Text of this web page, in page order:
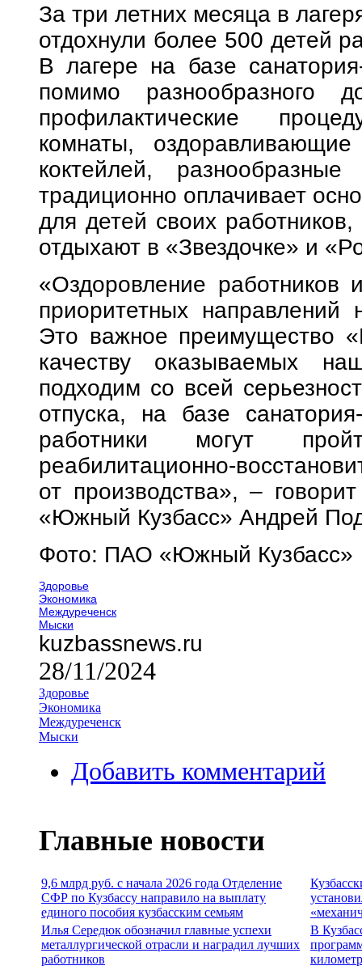
За три летних месяца в
отдохнули более 500 детей
В лагере на базе
помимо разнообразного
профилактические
комнаты,
коктейлей,
традиционно оплачивает
для детей своих
отдыхают в «Звездочке» и
«Оздоровление
приоритетных
Это важное преимущество
качеству оказываемых
подходим со всей
отпуска, на базе
работники могут
реабилитационно-
от производства», –
«Южный Кузбасс» Андрей
Фото: ПАО «Южный Кузбасс»
Здоровье
Экономика
Междуреченск
Мыски
kuzbassnews.ru
28/11/2024
Здоровье
Экономика
Междуреченск
Мыски
Добавить комментарий
Главные новости
9,6 млрд руб. с начала 2026 года Отделение
СФР по Кузбассу направило на выплату
единого пособия кузбасским семьям
Илья Середюк обозначил главные успехи
металлургической отрасли и наградил лучших
работников
В